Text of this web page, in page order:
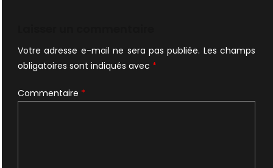
Votre adresse e-mail ne sera pas publiée. Les champs
obligatoires sont indiqués avec *
Commentaire *